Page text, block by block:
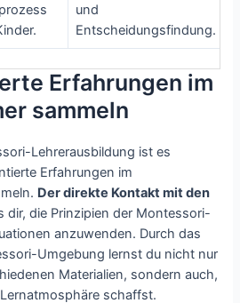
und
Entscheidungsfindung.
Erfahrungen im
sammeln
Lehrerausbildung ist es
Erfahrungen im
Der direkte Kontakt mit den
dir, die Prinzipien der Montessori-
anzuwenden. Durch das
Umgebung lernst du nicht nur
Materialien, sondern auch,
schaffst.